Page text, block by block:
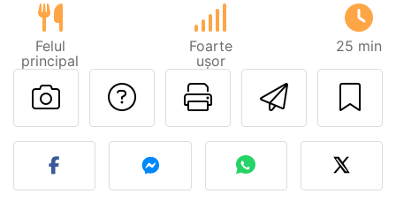
Felul
principal
Foarte
ușor
25 min
Printează
Adresează o
Postează o poză cu